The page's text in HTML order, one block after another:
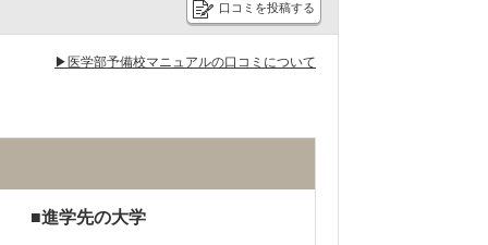
口コミを投稿する
▶医学部予備校マニュアルの口コミについて
進学先の大学